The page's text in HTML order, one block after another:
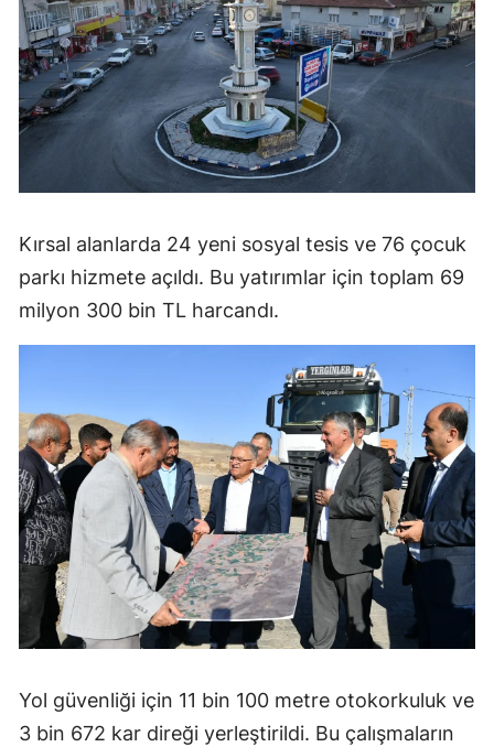
Kırsal alanlarda 24 yeni sosyal tesis ve 76 çocuk
parkı hizmete açıldı. Bu yatırımlar için toplam 69
milyon 300 bin TL harcandı.
Yol güvenliği için 11 bin 100 metre otokorkuluk ve
3 bin 672 kar direği yerleştirildi. Bu çalışmaların